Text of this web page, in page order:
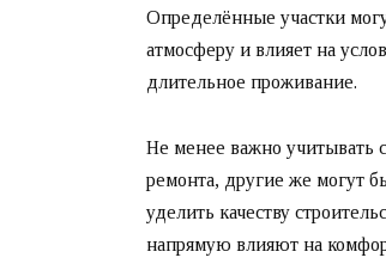
Определённые участки
атмосферу и влияет на
длительное проживание.
Не менее важно учитывать
ремонта, другие же могут
уделить качеству
напрямую влияют на